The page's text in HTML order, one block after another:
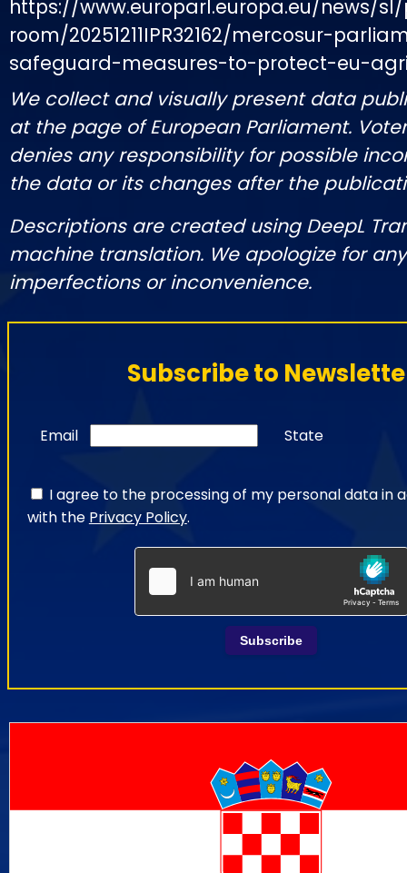
https://www.europarl.europa.eu/news/
room/20251211IPR32162/mercosur-
safeguard-measures-to-protect-eu-
We collect and visually present data
at the page of European Parliament.
denies any responsibility for possible
the data or its changes after the
Descriptions are created using DeepL
machine translation. We apologize for
imperfections or inconvenience.
Subscribe to
Email State
I agree to the processing of my personal data in
with the Privacy Policy.
Subscribe